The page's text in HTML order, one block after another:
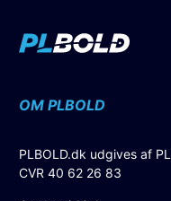
OM PLBOLD
PLBOLD.dk udgives af
CVR 40 62 26 83